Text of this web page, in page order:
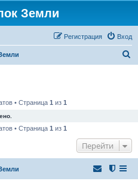
Земли
Вход
Регистрация
• Страница 1 из 1
• Страница 1 из 1
Перейти